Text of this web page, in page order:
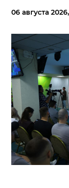
06 августа 2026,